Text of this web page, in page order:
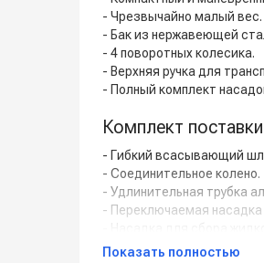
- Чрезвычайно малый вес.
- Бак из нержавеющей
- 4 поворотных колесика.
- Верхняя ручка для
- Полный комплект
Комплект
- Гибкий всасывающий
- Соединительное колено.
- Удлинительная трубка
- Переключаемая
- Насадка для мебели /
Показать полностью